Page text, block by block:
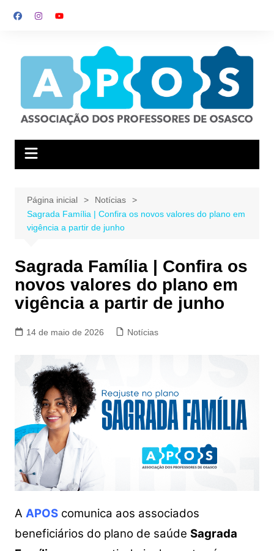
para
Página inicial
Notícias
Sagrada Família | Confira os novos valores do plano em
vigência a partir de junho
Sagrada Família | Confira os
novos valores do plano em
vigência a partir de junho
14 de maio de 2026 Notícias
A APOScomunica aos associados
beneficiários do plano de saúde Sagrada